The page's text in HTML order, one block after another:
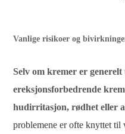
Vanlige risikoer og
Selv om kremer er generelt
ereksjonsforbedrende
hudirritasjon, rødhet eller
problemene er ofte knyttet til